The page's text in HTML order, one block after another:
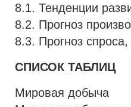
8.1. Тенденции
8.2. Прогноз
8.3. Прогноз
СПИСОК ТАБЛИЦ
Мировая добыча